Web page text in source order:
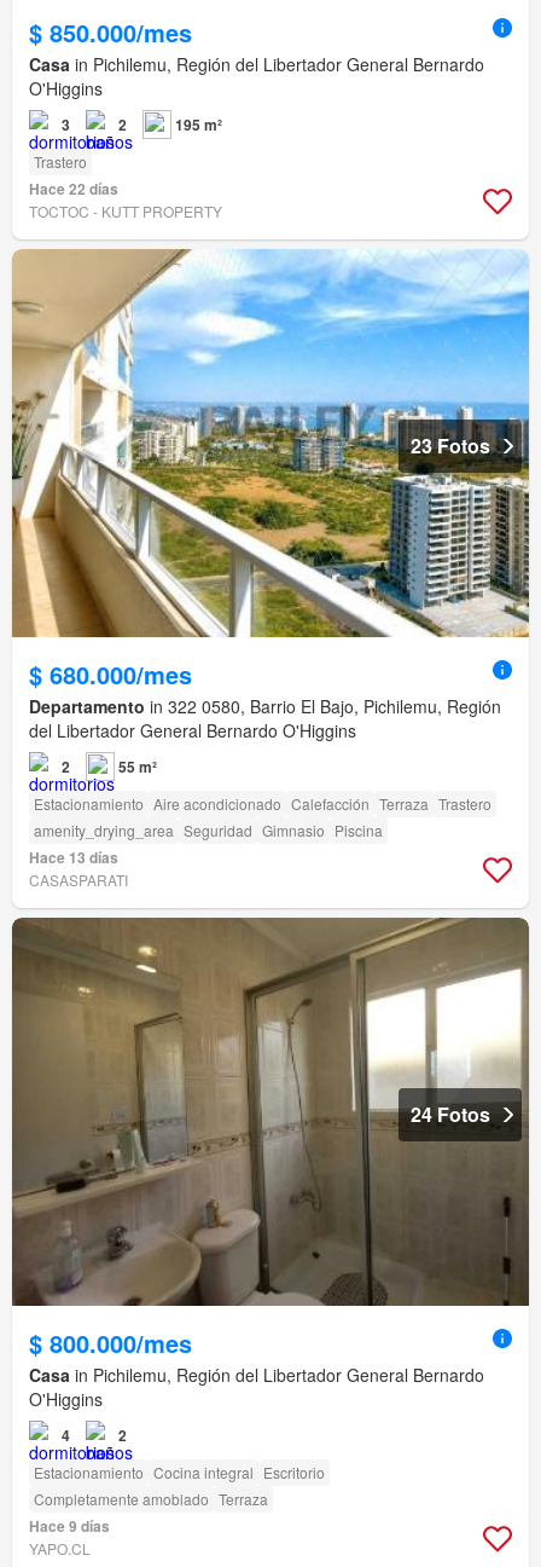
$ 850.000/mes
Casa in Pichilemu, Región del Libertador General Bernardo
O'Higgins
3 2 195 m²
Trastero
Hace 22 días
TOCTOC - KUTT PROPERTY
23 Fotos
$ 680.000/mes
Departamento in 322 0580, Barrio El Bajo, Pichilemu, Región
del Libertador General Bernardo O'Higgins
2 55 m²
Estacionamiento Aire acondicionado Calefacción Terraza Trastero
amenity_drying_area Seguridad Gimnasio Piscina
Hace 13 días
CASASPARATI
24 Fotos
$ 800.000/mes
Casa in Pichilemu, Región del Libertador General Bernardo
O'Higgins
4 2
Estacionamiento Cocina integral Escritorio
Completamente amoblado Terraza
Hace 9 días
YAPO.CL